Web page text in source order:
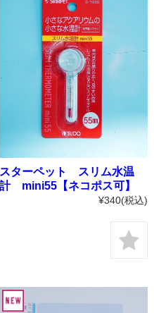
スターペット スリム水温
計 mini55【ネコポス可】
¥340(税込)